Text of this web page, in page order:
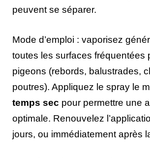
peuvent se séparer.
Mode d’emploi : vaporisez
toutes les surfaces fréquentées
pigeons (rebords, balustrades,
poutres). Appliquez le spray le
temps sec pour permettre une
optimale. Renouvelez
jours, ou immédiatement après